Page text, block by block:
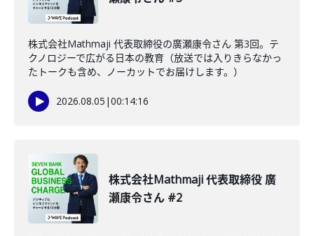
株式会社Mathmaji 代表取締役の廣瀬康令さん 第3回。テ
クノロジーで広がる日本の教育（放送では入りきらなかっ
たトークも含め、ノーカットでお届けします。）
2026.08.05 |00:14:16
株式会社Mathmaji 代表取締役 廣
瀬康令さん #2